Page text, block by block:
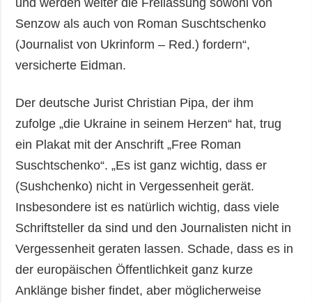
Senzow als auch von Roman Suschtschenko
(Journalist von Ukrinform – Red.) fordern“,
versicherte Eidman.
Der deutsche Jurist Christian Pipa, der ihm
zufolge „die Ukraine in seinem Herzen“ hat, trug
ein Plakat mit der Anschrift „Free Roman
Suschtschenko“. „Es ist ganz wichtig, dass er
(Sushchenko) nicht in Vergessenheit gerät.
Insbesondere ist es natürlich wichtig, dass viele
Schriftsteller da sind und den Journalisten nicht in
Vergessenheit geraten lassen. Schade, dass es in
der europäischen Öffentlichkeit ganz kurze
Anklänge bisher findet, aber möglicherweise